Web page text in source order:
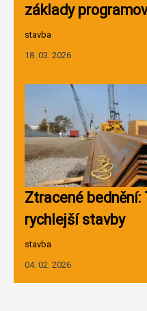
základy
stavba
18. 03. 2026
Ztracené
rychlejší stavby
stavba
04. 02. 2026